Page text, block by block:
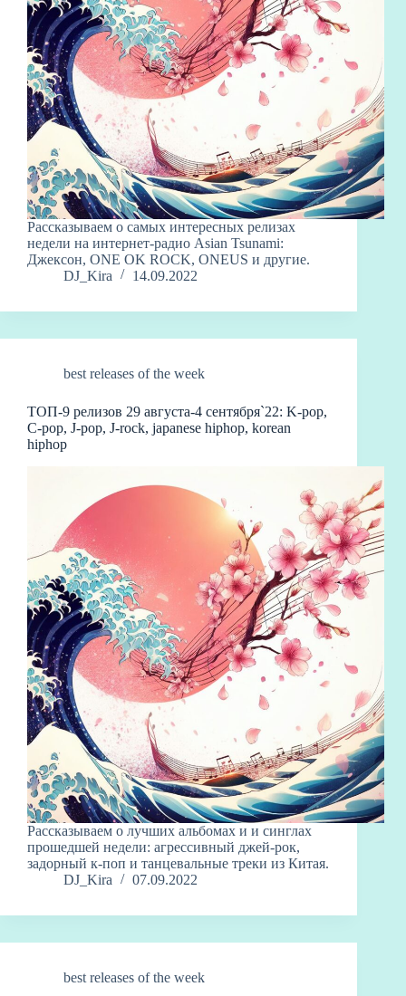
Рассказываем о самых интересных релизах
недели на интернет-радио Asian Tsunami:
Джексон, ONE OK ROCK, ONEUS и другие.
DJ_Kira
14.09.2022
best releases of the week
ТОП-9 релизов 29 августа-4 сентября`22: K-pop,
C-pop, J-pop, J-rock, japanese hiphop, korean
hiphop
Рассказываем о лучших альбомах и и синглах
прошедшей недели: агрессивный джей-рок,
задорный к-поп и танцевальные треки из Китая.
DJ_Kira
07.09.2022
best releases of the week